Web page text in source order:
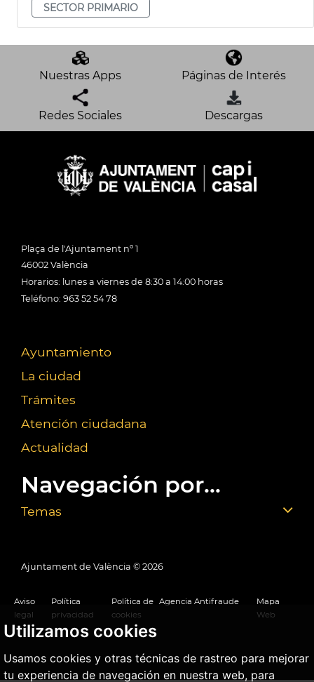
Utilizamos cookies
Usamos cookies y otras técnicas de rastreo para mejorar
tu experiencia de navegación en nuestra web, para
SECTOR PRIMARIO
Nuestras Apps Páginas de Interés
Redes Sociales Descargas
Plaça de l'Ajuntament nº 1
46002 València
Horarios: lunes a viernes de 8:30 a 14:00 horas
Teléfono: 963 52 54 78
Ayuntamiento
La ciudad
Trámites
Atención ciudadana
Actualidad
Navegación por...
Temas
Ajuntament de València © 2026
Aviso
legal
Política
privacidad
Política de
cookies
Agencia Antifraude
Mapa
Web